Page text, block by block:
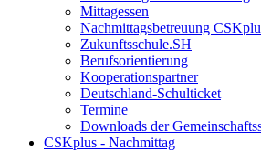
Mittagessen
Nachmittagsbetreuung
Zukunftsschule.SH
Berufsorientierung
Kooperationspartner
Deutschland-Schulticket
Termine
Downloads der
CSKplus - Nachmittag